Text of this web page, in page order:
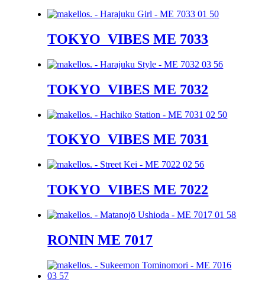
TOKYO_VIBES ME 7033
TOKYO_VIBES ME 7032
TOKYO_VIBES ME 7031
TOKYO_VIBES ME 7022
RONIN ME 7017